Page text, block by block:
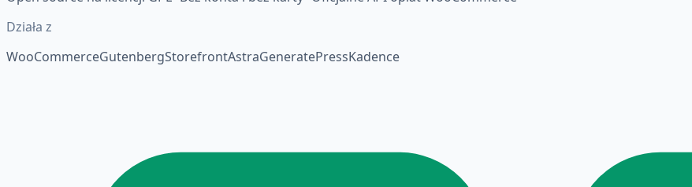
Działa z
WooCommerceGutenbergStorefrontAstraGeneratePressKadence